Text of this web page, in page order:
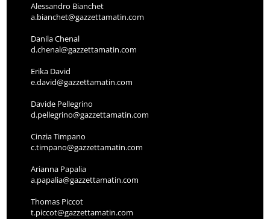
Alessandro Bianchet
a.bianchet@gazzettamatin.com
Danila Chenal
d.chenal@gazzettamatin.com
Erika David
e.david@gazzettamatin.com
Davide Pellegrino
d.pellegrino@gazzettamatin.com
Cinzia Timpano
c.timpano@gazzettamatin.com
Arianna Papalia
a.papalia@gazzettamatin.com
Thomas Piccot
t.piccot@gazzettamatin.com